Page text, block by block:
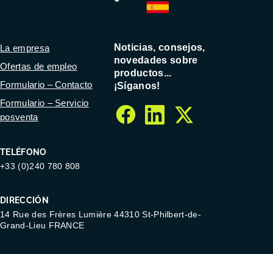
TELÉFONO
+33 (0)240 780 808
DIRECCIÓN
14 Rue des Frères Lumière 44310 St-Philbert-de-
Grand-Lieu FRANCE
La empresa
Ofertas de empleo
Formulario – Contacto
Formulario – Servicio
posventa
Noticias, consejos,
novedades sobre
productos...
¡Síganos!
facebook
linkedin
twitter